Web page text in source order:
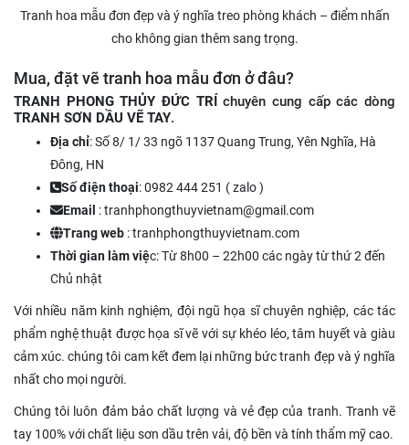
Tranh hoa mẫu đơn đẹp và ý nghĩa treo phòng khách – điểm nhấn
cho không gian thêm sang trọng.
Mua, đặt vẽ tranh hoa mẫu đơn ở đâu?
TRANH PHONG THỦY ĐỨC TRÍchuyên cung cấp các dòng
TRANH SƠN DẦU VẼ TAY.
Địa chỉ: Số 8/ 1/ 33 ngõ 1137 Quang Trung, Yên Nghĩa, Hà
Đông, HN
Số điện thoại: 0982 444 251 ( zalo )
Email : tranhphongthuyvietnam@gmail.com
Trang web : tranhphongthuyvietnam.com
Thời gian làm việc: Từ 8h00 – 22h00 các ngày từ thứ 2 đến
Chủ nhật
Với nhiều năm kinh nghiệm, đội ngũ họa sĩ chuyên nghiệp, các tác
phẩm nghệ thuật được họa sĩ vẽ với sự khéo léo, tâm huyết và giàu
cảm xúc. chúng tôi cam kết đem lại những bức tranh đẹp và ý nghĩa
nhất cho mọi người.
Chúng tôi luôn đảm bảo chất lượng và vẻ đẹp của tranh. Tranh vẽ
tay 100% với chất liệu sơn dầu trên vải, độ bền và tính thẩm mỹ cao.